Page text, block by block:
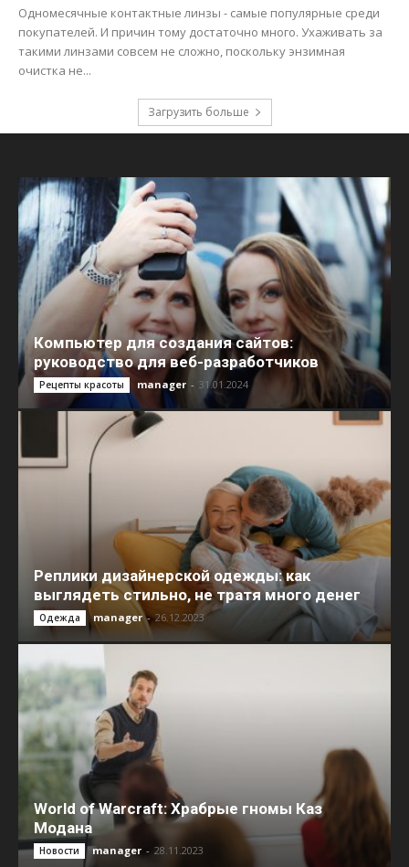
Одномесячные контактные линзы - самые популярные среди
покупателей. И причин тому достаточно много. Ухаживать за
такими линзами совсем не сложно, поскольку энзимная
очистка не...
Загрузить больше
Компьютер для создания сайтов:
руководство для веб-разработчиков
Рецепты красоты manager - 31.01.2024
Реплики дизайнерской одежды: как
выглядеть стильно, не тратя много денег
Одежда manager - 26.12.2023
World of Warcraft: Храбрые гномы Каз
Модана
Новости manager - 28.11.2023